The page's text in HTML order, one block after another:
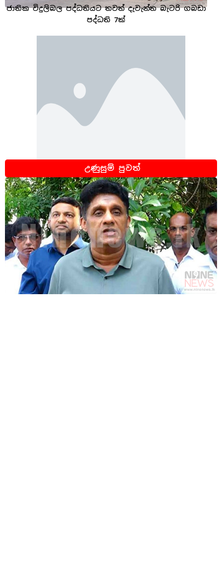
ජාතික විදුලිබල පද්ධතියට තවත් දැවැන්ත බැටරි ගබඩා
පද්ධති 7ක්
උණුසුම් පුවත්